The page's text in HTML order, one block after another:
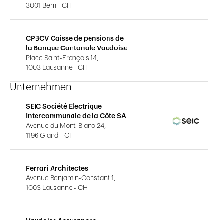
3001 Bern - CH
CPBCV Caisse de pensions de
la Banque Cantonale Vaudoise
Place Saint-François 14,
1003 Lausanne - CH
Unternehmen
SEIC Société Electrique
Intercommunale de la Côte SA
Avenue du Mont-Blanc 24,
1196 Gland - CH
Ferrari Architectes
Avenue Benjamin-Constant 1,
1003 Lausanne - CH